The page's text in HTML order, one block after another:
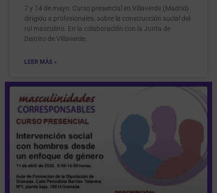
7 y 14 de mayo: Curso presencial en Villaverde (Madrid)
dirigido a profesionales, sobre la construcción social del
rol masculino. En la colaboración con la Junta de
Distrito de Villaverde.
LEER MÁS »
Página